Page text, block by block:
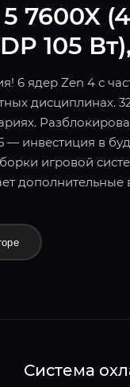
7600X
105
6 ядер Zen 4 с
дисциплинах.
— инвестиция в
игровой
Система